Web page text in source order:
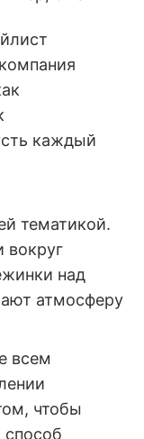
каждый
тематикой.
вокруг
над
атмосферу
всем
чтобы